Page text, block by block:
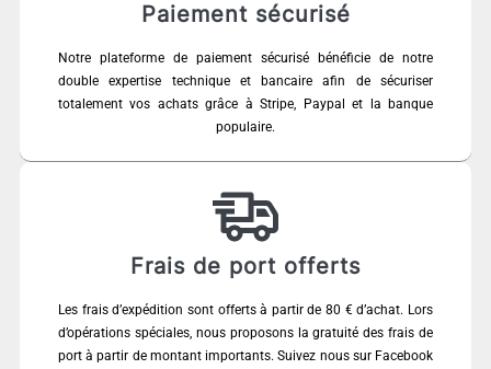
Paiement sécurisé
Notre plateforme de paiement sécurisé bénéficie de notre
double expertise technique et bancaire afin de sécuriser
totalement vos achats grâce à Stripe, Paypal et la banque
populaire.
Frais de port offerts
Les frais d’expédition sont offerts à partir de 80 € d’achat. Lors
d’opérations spéciales, nous proposons la gratuité des frais de
port à partir de montant importants. Suivez nous sur Facebook